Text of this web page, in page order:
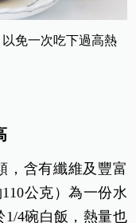
免一次吃下過高熱
，含有纖維及豐富
公克）為一份水
4碗白飯，熱量也